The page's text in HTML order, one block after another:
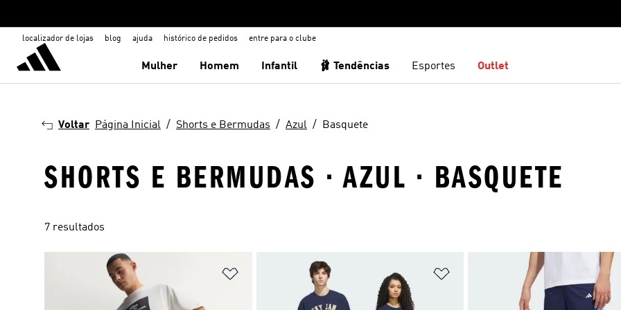
localizador de lojas blog ajuda histórico de pedidos entre para o clube
Mulher Homem Infantil 🩰 Tendências Esportes Outlet
Voltar Página Inicial Shorts e Bermudas Azul Basquete
SHORTS E BERMUDAS · AZUL · BASQUETE
7 resultados
Adicionar à Lista de Desejos Adicionar à Lista de Desejos